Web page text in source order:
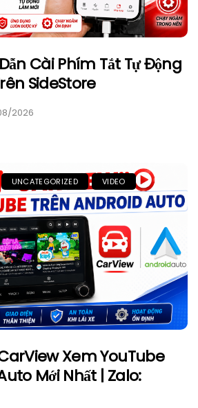
Cài Phím Tắt Tự Động
SideStore
2026
UNCATEGORIZED VIDEO
Xem YouTube
Mới Nhất | Zalo: